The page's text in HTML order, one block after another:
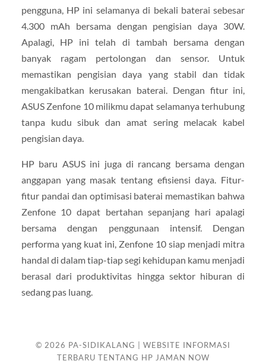
pengguna, HP ini selamanya di bekali baterai sebesar
4.300 mAh bersama dengan pengisian daya 30W.
Apalagi, HP ini telah di tambah bersama dengan
banyak ragam pertolongan dan sensor. Untuk
memastikan pengisian daya yang stabil dan tidak
mengakibatkan kerusakan baterai. Dengan fitur ini,
ASUS Zenfone 10 milikmu dapat selamanya terhubung
tanpa kudu sibuk dan amat sering melacak kabel
pengisian daya.
HP baru ASUS ini juga di rancang bersama dengan
anggapan yang masak tentang efisiensi daya. Fitur-
fitur pandai dan optimisasi baterai memastikan bahwa
Zenfone 10 dapat bertahan sepanjang hari apalagi
bersama dengan penggunaan intensif. Dengan
performa yang kuat ini, Zenfone 10 siap menjadi mitra
handal di dalam tiap-tiap segi kehidupan kamu menjadi
berasal dari produktivitas hingga sektor hiburan di
sedang pas luang.
© 2026 PA-SIDIKALANG | WEBSITE INFORMASI
TERBARU TENTANG HP JAMAN NOW